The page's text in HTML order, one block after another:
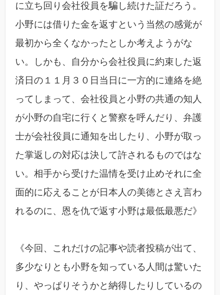
に立ち回り会社役員を騙し続けた証だろう。
小野には借りた金を返すという当然の感覚が
最初から全くなかったとしか考えようがな
い。しかも、自分から会社役員に約束した返
済日の１１月３０日当日に一方的に連絡を絶
ってしまって、会社役員と小野の共通の知人
が小野の自宅に行くと警察を呼んだり、弁護
士が会社役員に通知を出したり、小野が取っ
た掌返しの対応は決して許されるものではな
い。相手から受けた温情を受け止めそれに全
面的に応えることが日本人の美徳とさえ言わ
れるのに、恩を仇で返す小野は最低最悪だ》
《今回、これだけの記事や読者投稿が出て、
多少なりとも小野を知っている人間は驚いた
り、やっぱりそうかと納得したりしているの